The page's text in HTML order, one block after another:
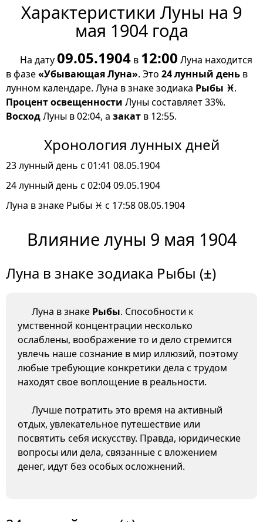
Характеристики Луны на 9
мая 1904 года
На дату09.05.1904 в 12:00 Луна находится
в фазе«Убывающая Луна». Это 24 лунный день в
лунном календаре. Луна в знаке зодиака Рыбы ♓.
Процент освещенности Луны составляет 33%.
ВосходЛуны в 02:04, а закат в 12:55.
Хронология лунных дней
23 лунный день с 01:41 08.05.1904
24 лунный день с 02:04 09.05.1904
Луна в знаке Рыбы ♓ с 17:58 08.05.1904
Влияние луны 9 мая 1904
Луна в знаке зодиака Рыбы (±)
Луна в знаке Рыбы. Способности к
умственной концентрации несколько
ослаблены, воображение то и дело стремится
увлечь наше сознание в мир иллюзий, поэтому
любые требующие конкретики дела с трудом
находят свое воплощение в реальности.
Лучше потратить это время на активный
отдых, увлекательное путешествие или
посвятить себя искусству. Правда, юридические
вопросы или дела, связанные с вложением
денег, идут без особых осложнений.